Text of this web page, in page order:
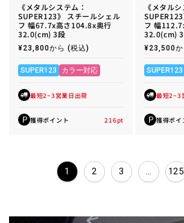
《メタルシステム：
SUPER123》 スチールシェル
フ 幅67.7x高さ104.8x奥行
32.0(cm) 3段
通
価
格
¥23,800から (税込)
SUPER123 カラー対応
最短2~3営業日出荷
P 獲得ポイント 216pt
《メタル
フ 幅
32.0(cm)
通
価
格
¥23,500か
SUPER123
最短2~3
P 獲得ポイ
1 2 3 … 125